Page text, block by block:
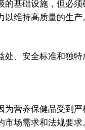
基础设施，但必
维持高质量的生产
、安全标准和独
营养保健品受到严
场需求和法规要求